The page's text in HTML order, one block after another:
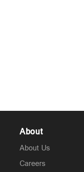
About
About Us
Careers